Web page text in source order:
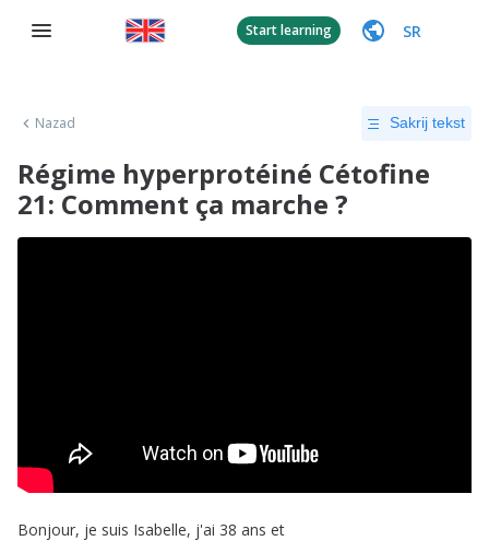
Start learning SR
Nazad Sakrij tekst
Régime hyperprotéiné Cétofine
21: Comment ça marche ?
Bonjour, je suis Isabelle, j'ai 38 ans et